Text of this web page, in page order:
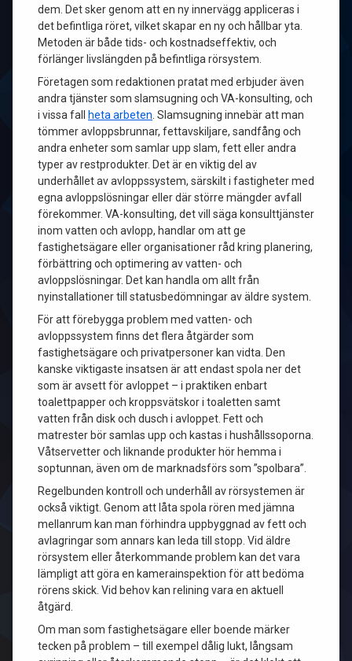
dem. Det sker genom att en ny innervägg appliceras i
det befintliga röret, vilket skapar en ny och hållbar yta.
Metoden är både tids- och kostnadseffektiv, och
förlänger livslängden på befintliga rörsystem.
Företagen som redaktionen pratat med erbjuder även
andra tjänster som slamsugning och VA-konsulting, och
i vissa fall
heta arbeten . Slamsugning innebär att man
tömmer avloppsbrunnar, fettavskiljare, sandfång och
andra enheter som samlar upp slam, fett eller andra
typer av restprodukter. Det är en viktig del av
underhållet av avloppssystem, särskilt i fastigheter med
egna avloppslösningar eller där större mängder avfall
förekommer. VA-konsulting, det vill säga konsulttjänster
inom vatten och avlopp, handlar om att ge
fastighetsägare eller organisationer råd kring planering,
förbättring och optimering av vatten- och
avloppslösningar. Det kan handla om allt från
nyinstallationer till statusbedömningar av äldre system.
För att förebygga problem med vatten- och
avloppssystem finns det flera åtgärder som
fastighetsägare och privatpersoner kan vidta. Den
kanske viktigaste insatsen är att endast spola ner det
som är avsett för avloppet – i praktiken enbart
toalettpapper och kroppsvätskor i toaletten samt
vatten från disk och dusch i avloppet. Fett och
matrester bör samlas upp och kastas i hushållssoporna.
Våtservetter och liknande produkter hör hemma i
soptunnan, även om de marknadsförs som ”spolbara”.
Regelbunden kontroll och underhåll av rörsystemen är
också viktigt. Genom att låta spola rören med jämna
mellanrum kan man förhindra uppbyggnad av fett och
avlagringar som annars kan leda till stopp. Vid äldre
rörsystem eller återkommande problem kan det vara
lämpligt att göra en kamerainspektion för att bedöma
rörens skick. Vid behov kan relining vara en aktuell
åtgärd.
Om man som fastighetsägare eller boende märker
tecken på problem – till exempel dålig lukt, långsam